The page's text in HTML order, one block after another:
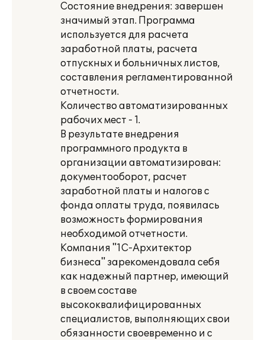
Состояние внедрения: завершен
значимый этап. Программа
используется для расчета
заработной платы, расчета
отпускных и больничных листов,
составления регламентированной
отчетности.
Количество автоматизированных
рабочих мест - 1.
В результате внедрения
программного продукта в
организации автоматизирован:
документооборот, расчет
заработной платы и налогов с
фонда оплаты труда, появилась
возможность формирования
необходимой отчетности.
Компания "1С-Архитектор
бизнеса" зарекомендовала себя
как надежный партнер, имеющий
в своем составе
высококвалифицированных
специалистов, выполняющих свои
обязанности своевременно и с